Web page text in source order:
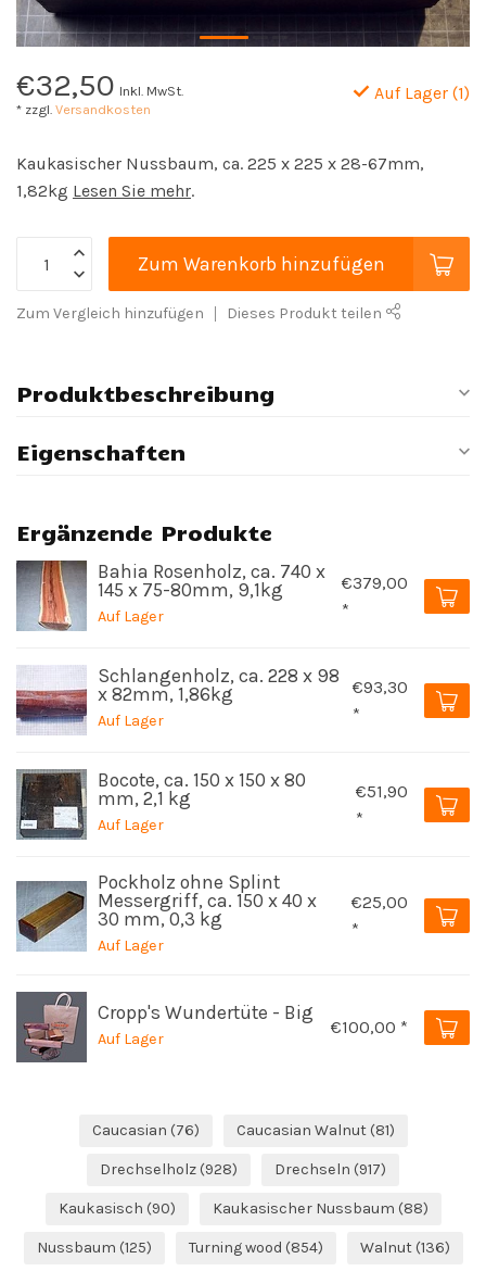
€32,50 Inkl. MwSt.
* zzgl. Versandkosten
Auf Lager (1)
Kaukasischer Nussbaum, ca. 225 x 225 x 28-67mm,
1,82kg Lesen Sie mehr.
Zum Warenkorb hinzufügen
Zum Vergleich hinzufügen Dieses Produkt teilen
Produktbeschreibung
Eigenschaften
Ergänzende Produkte
Bahia Rosenholz, ca. 740 x
145 x 75-80mm, 9,1kg
Auf Lager
€379,00
*
Schlangenholz, ca. 228 x 98
x 82mm, 1,86kg
Auf Lager
€93,30
*
Bocote, ca. 150 x 150 x 80
mm, 2,1 kg
Auf Lager
€51,90
*
Pockholz ohne Splint
Messergriff, ca. 150 x 40 x
30 mm, 0,3 kg
Auf Lager
€25,00
*
Cropp's Wundertüte - Big
Auf Lager
€100,00 *
Caucasian (76) Caucasian Walnut (81)
Drechselholz (928) Drechseln (917)
Kaukasisch (90) Kaukasischer Nussbaum (88)
Nussbaum (125) Turning wood (854) Walnut (136)